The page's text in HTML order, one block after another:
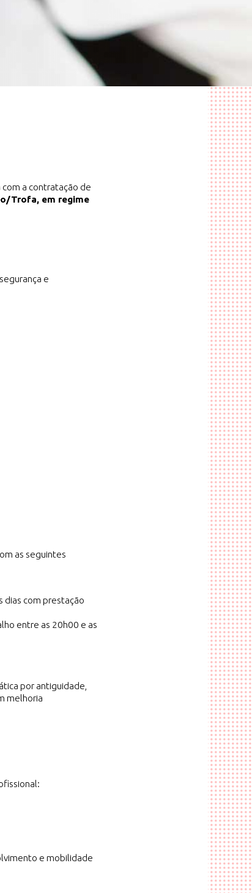
a contratação de
Trofa, em regime
e
as seguintes
dias com prestação
entre as 20h00 e as
por antiguidade,
melhoria
e mobilidade